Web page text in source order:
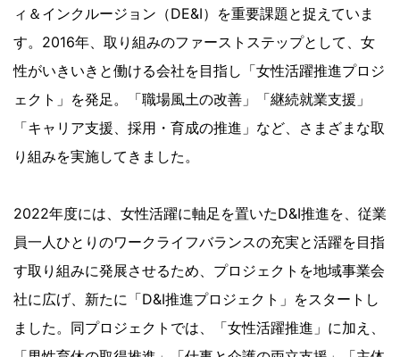
ィ＆インクルージョン（DE&I）を重要課題と捉えていま
す。2016年、取り組みのファーストステップとして、女
性がいきいきと働ける会社を目指し「女性活躍推進プロジ
ェクト」を発足。「職場風土の改善」「継続就業支援」
「キャリア支援、採用・育成の推進」など、さまざまな取
り組みを実施してきました。
2022年度には、女性活躍に軸足を置いたD&I推進を、従業
員一人ひとりのワークライフバランスの充実と活躍を目指
す取り組みに発展させるため、プロジェクトを地域事業会
社に広げ、新たに「D&I推進プロジェクト」をスタートし
ました。同プロジェクトでは、「女性活躍推進」に加え、